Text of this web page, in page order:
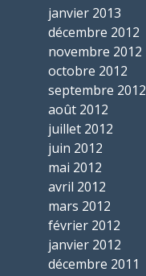
janvier 2013
décembre 2012
novembre 2012
octobre 2012
septembre 2012
août 2012
juillet 2012
juin 2012
mai 2012
avril 2012
mars 2012
février 2012
janvier 2012
décembre 2011